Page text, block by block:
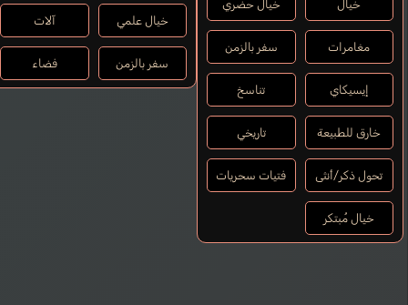
خيال خيال حضري
مغامرات سفر بالزمن
إيسيكاي تناسخ
خارق للطبيعة تاريخي
تحول ذكر/أنثى فتيات سحريات
خيال مُبتكر
خيال علمي آلات
سفر بالزمن فضاء